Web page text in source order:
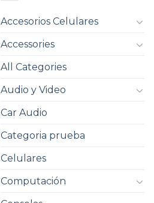
Accesorios Celulares
Accessories
All Categories
Audio y Video
Car Audio
Categoria prueba
Celulares
Computación